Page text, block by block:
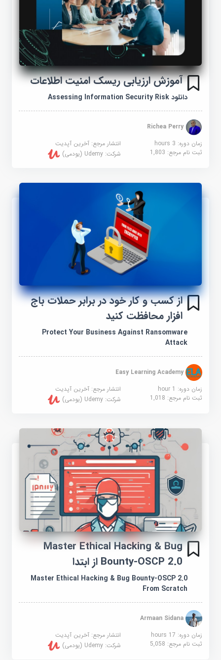
آموزش ارزیابی ریسک امنیت اطلاعات
دانلود Assessing Information Security Risk
Richea Perry
زمان دوره: 3 hours
انتشار مرجع:آخرین آپدیت
ثبت نام مرجع:1,803 شرکت:Udemy (یودمی)
از کسب و کار خود در برابر حملات باج
افزار محافظت کنید
Protect Your Business Against Ransomware
Attack
Easy Learning Academy
زمان دوره: 1 hour
انتشار مرجع:آخرین آپدیت
ثبت نام مرجع:1,018 شرکت:Udemy (یودمی)
Master Ethical Hacking & Bug
Bounty-OSCP 2.0 از ابتدا
Master Ethical Hacking & Bug Bounty-OSCP 2.0
From Scratch
Armaan Sidana
زمان دوره: 17 hours
انتشار مرجع:آخرین آپدیت
ثبت نام مرجع:5,058 شرکت:Udemy (یودمی)